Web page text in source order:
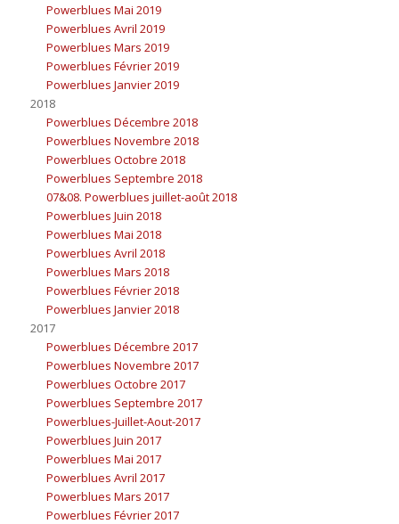
Powerblues Mai 2019
Powerblues Avril 2019
Powerblues Mars 2019
Powerblues Février 2019
Powerblues Janvier 2019
2018
Powerblues Décembre 2018
Powerblues Novembre 2018
Powerblues Octobre 2018
Powerblues Septembre 2018
07&08. Powerblues juillet-août 2018
Powerblues Juin 2018
Powerblues Mai 2018
Powerblues Avril 2018
Powerblues Mars 2018
Powerblues Février 2018
Powerblues Janvier 2018
2017
Powerblues Décembre 2017
Powerblues Novembre 2017
Powerblues Octobre 2017
Powerblues Septembre 2017
Powerblues-Juillet-Aout-2017
Powerblues Juin 2017
Powerblues Mai 2017
Powerblues Avril 2017
Powerblues Mars 2017
Powerblues Février 2017